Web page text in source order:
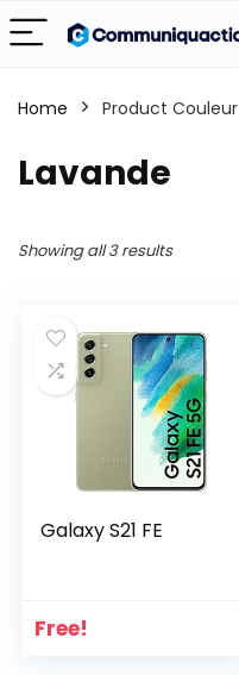
Home Product Couleur
Lavande
Showing all 3 results
Galaxy S21 FE
Free!